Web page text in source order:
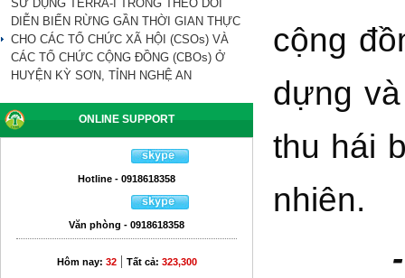
SỬ DỤNG TERRA-I TRONG THEO DÕI
DIỄN BIẾN RỪNG GẦN THỜI GIAN THỰC
CHO CÁC TỔ CHỨC XÃ HỘI (CSOs) VÀ
CÁC TỔ CHỨC CỘNG ĐỒNG (CBOs) Ở
HUYỆN KỲ SƠN, TỈNH NGHỆ AN
ONLINE SUPPORT
Hotline - 0918618358
Văn phòng - 0918618358
Hôm nay: 32| Tất cả: 323,300
cộng
dựng
thu hái
nhiên.
-